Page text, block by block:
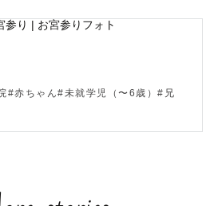
クする撮影、ワクワクする写真を目
いただけると思います🌷
な瞬間を残すお手伝いをさせていた
#赤ちゃん#未就学児（〜6歳）#兄